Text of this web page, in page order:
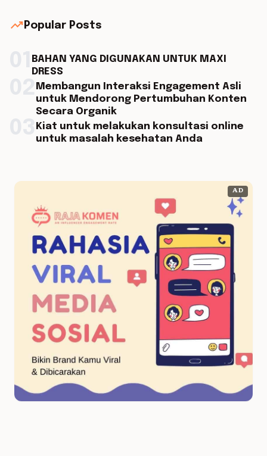
trending_up Popular Posts
BAHAN YANG DIGUNAKAN UNTUK MAXI
DRESS
Membangun Interaksi Engagement Asli
untuk Mendorong Pertumbuhan Konten
Secara Organik
Kiat untuk melakukan konsultasi online
untuk masalah kesehatan Anda
AD